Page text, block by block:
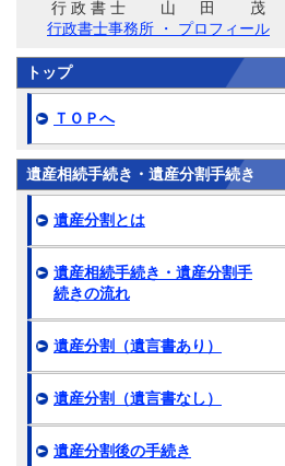
行 政 書 士 山 田 茂
行政書士事務所 ・ プロフィール
トップ
ＴＯＰへ
遺産相続手続き・遺産分割手続き
遺産分割とは
遺産相続手続き・遺産分割手
続きの流れ
遺産分割（遺言書あり）
遺産分割（遺言書なし）
遺産分割後の手続き